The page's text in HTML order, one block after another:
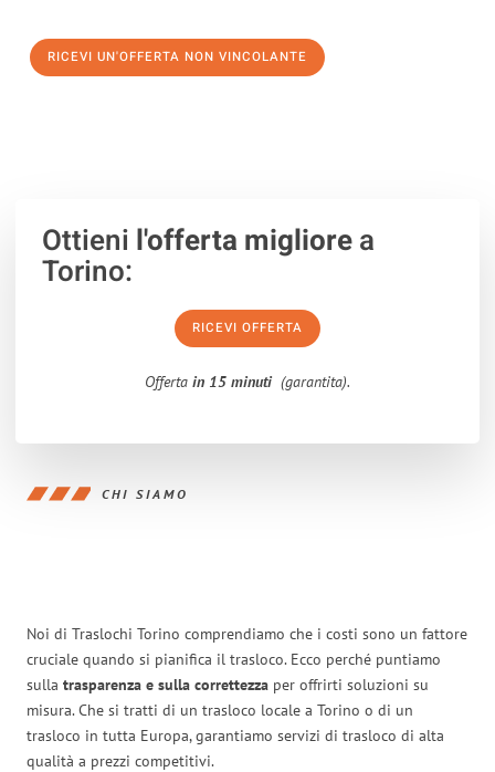
RICEVI UN'OFFERTA NON VINCOLANTE
Ottieni l'offerta migliorea
Torino:
RICEVI OFFERTA
Offerta in 15 minuti (garantita).
CHI SIAMO
Noi di Traslochi Torino comprendiamo che i costi sono un fattore
cruciale quando si pianifica il trasloco. Ecco perché puntiamo
sulla trasparenza e sulla correttezza per offrirti soluzioni su
misura. Che si tratti di un trasloco locale a Torino o di un
trasloco in tutta Europa, garantiamo servizi di trasloco di alta
qualità a prezzi competitivi.